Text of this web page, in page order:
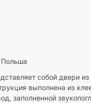
собой двери из
выполнена из
заполненной